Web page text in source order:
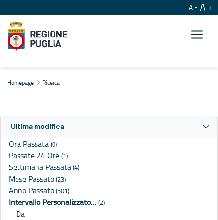
A A
Homepage Ricerca
Ultima modifica
Ora Passata (0)
Passate 24 Ore (1)
Settimana Passata (4)
Mese Passato (23)
Anno Passato (501)
Intervallo Personalizzato… (2)
Da